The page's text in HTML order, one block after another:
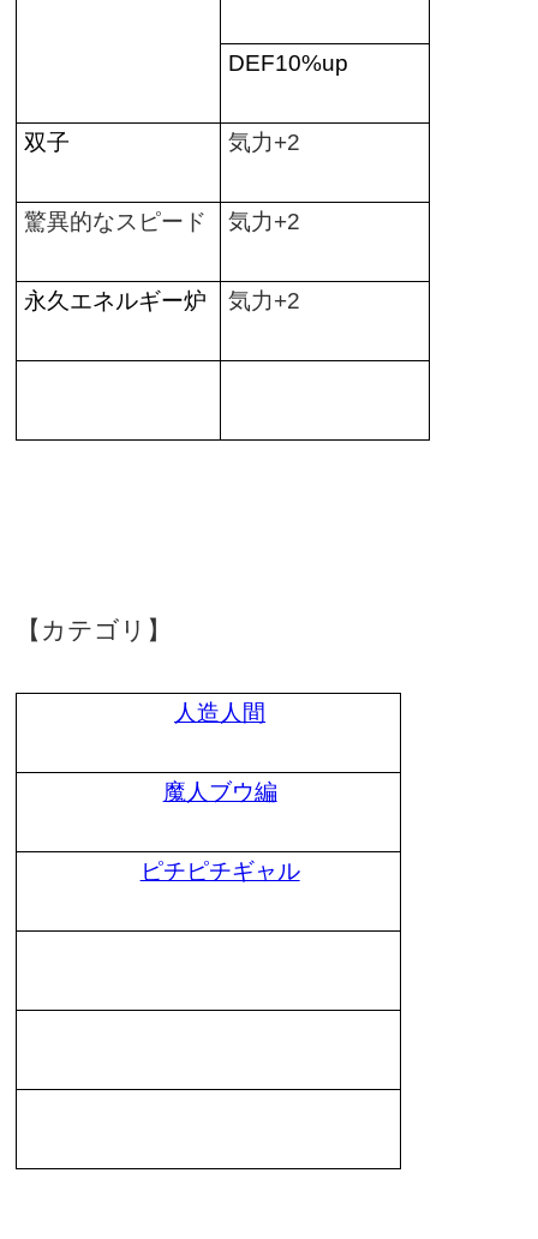
DEF10%up
双子 気力+2
驚異的なスピード 気力+2
永久エネルギー炉 気力+2
【カテゴリ】
人造人間
魔人ブウ編
ピチピチギャル